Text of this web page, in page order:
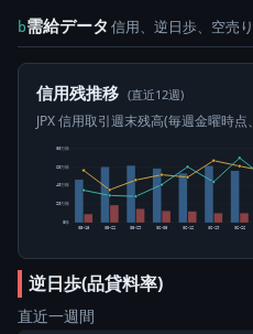
b需給データ 信用、逆日歩、空売
信用残推移 (直近12週)
JPX 信用取引週末残高(毎週金曜時点
0株
20万株
40万株
60万株
80万株
05-15 05-22 05-29 06-05 06-12 06-19 06-26
逆日歩(品貸料率)
直近一週間